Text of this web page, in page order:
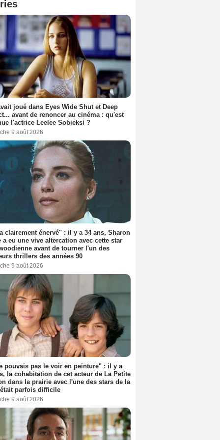
joué dans Eyes Wide Shut et Deep
avant de renoncer au cinéma : qu'est
l'actrice Leelee Sobieksi ?
9 août 2026
clairement énervé" : il y a 34 ans, Sharon
a eu une vive altercation avec cette star
avant de tourner l'un des
thrillers des années 90
9 août 2026
pouvais pas le voir en peinture" : il y a
la cohabitation de cet acteur de La Petite
dans la prairie avec l'une des stars de la
parfois difficile
9 août 2026